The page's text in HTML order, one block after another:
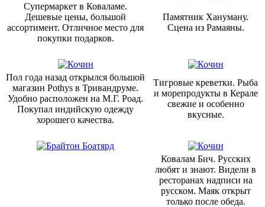
Супермаркет в Коваламе.
Дешевые цены, большой
ассортимент. Отличное место для
покупки подарков.
Памятник Хануману.
Сцена из Рамаяны.
Пол года назад открылся большой
магазин Pothys в Тривандруме.
Удобно расположен на М.Г. Роад.
Покупал индийскую одежду
хорошего качества.
Тигровые креветки. Рыба
и морепродукты в Керале
свежие и особенно
вкусные.
Ковалам Бич. Русских
любят и знают. Видели в
ресторанах надписи на
русском. Маяк открыт
только после обеда.